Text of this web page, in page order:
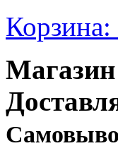
Корзина: